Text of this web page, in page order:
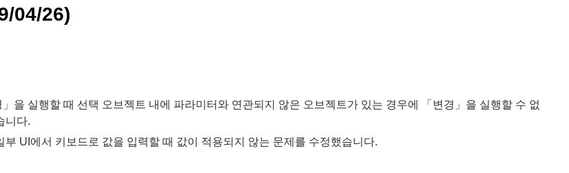
04/26)
을 실행할 때 선택 오브젝트 내에 파라미터와 연관되지 않은 오브젝트가 있는 경우에 「변경」을 실행할 수 없
니다.
부 UI에서 키보드로 값을 입력할 때 값이 적용되지 않는 문제를 수정했습니다.